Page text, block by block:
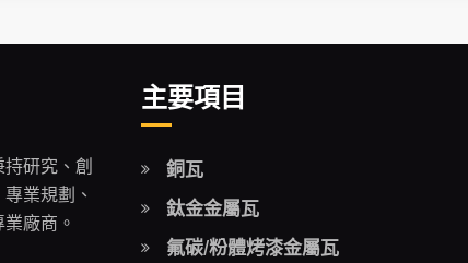
研究、創
業規劃、
廠商。
主要項目
銅瓦
鈦金金屬瓦
氟碳/粉體烤漆金屬瓦